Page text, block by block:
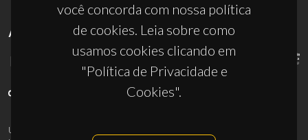
você concorda com nossa política
de cookies. Leia sobre como
usamos cookies clicando em
"Política de Privacidade e
Cookies".
APOIOS
UID/PRR/50011/2025